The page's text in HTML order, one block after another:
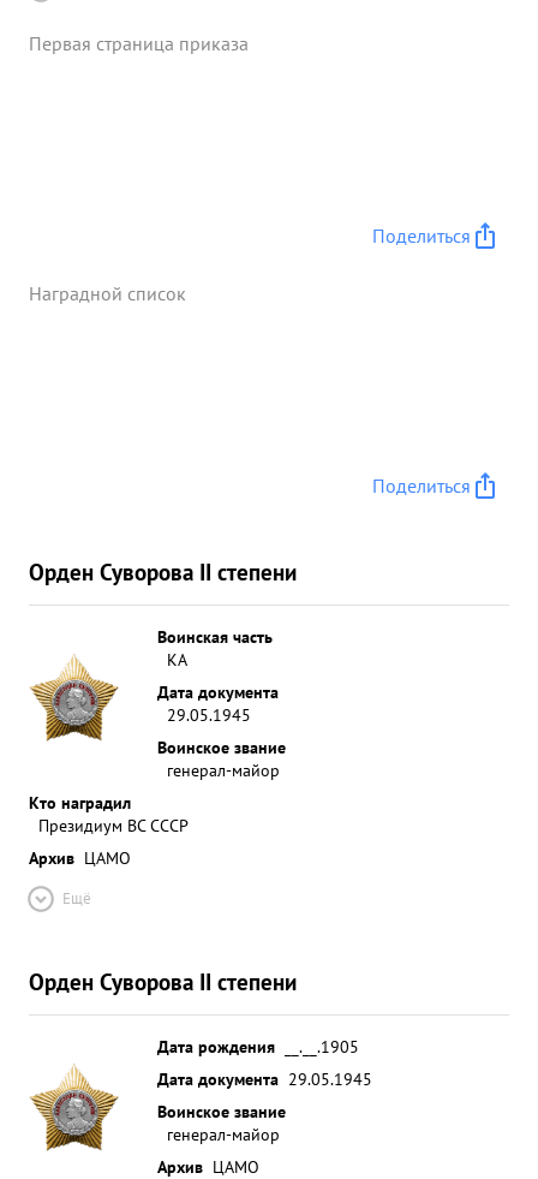
Первая страница приказа
Поделиться
Наградной список
Поделиться
Орден Суворова II степени
Воинская часть
КА
Дата документа
29.05.1945
Воинское звание
генерал-майор
Кто наградил
Президиум ВС СССР
Архив ЦАМО
Ещё
Орден Суворова II степени
Дата рождения
__.__.1905
Дата документа 29.05.1945
Воинское звание
генерал-майор
Архив ЦАМО